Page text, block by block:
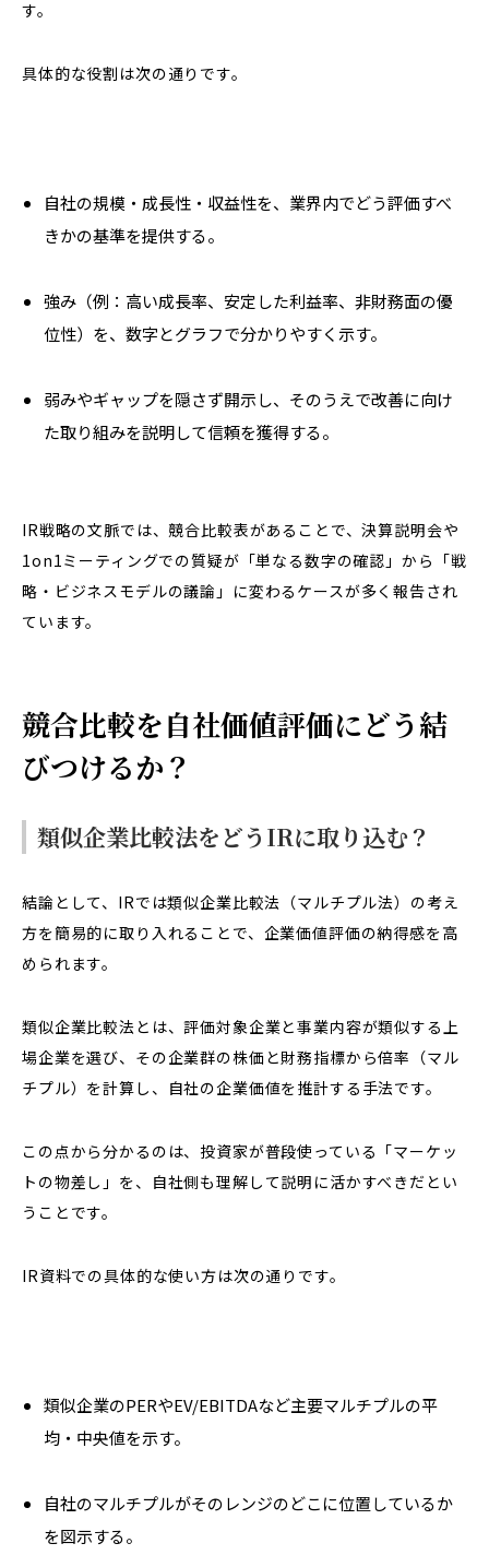
す。
具体的な役割は次の通りです。
自社の規模・成長性・収益性を、業界内でどう評価すべ
きかの基準を提供する。
強み（例：高い成長率、安定した利益率、非財務面の優
位性）を、数字とグラフで分かりやすく示す。
弱みやギャップを隠さず開示し、そのうえで改善に向け
た取り組みを説明して信頼を獲得する。
IR戦略の文脈では、競合比較表があることで、決算説明会や
1on1ミーティングでの質疑が「単なる数字の確認」から「戦
略・ビジネスモデルの議論」に変わるケースが多く報告され
ています。
競合比較を自社価値評価にどう結
びつけるか？
類似企業比較法をどうIRに取り込む？
結論として、IRでは類似企業比較法（マルチプル法）の考え
方を簡易的に取り入れることで、企業価値評価の納得感を高
められます。
類似企業比較法とは、評価対象企業と事業内容が類似する上
場企業を選び、その企業群の株価と財務指標から倍率（マル
チプル）を計算し、自社の企業価値を推計する手法です。
この点から分かるのは、投資家が普段使っている「マーケッ
トの物差し」を、自社側も理解して説明に活かすべきだとい
うことです。
IR資料での具体的な使い方は次の通りです。
類似企業のPERやEV/EBITDAなど主要マルチプルの平
均・中央値を示す。
自社のマルチプルがそのレンジのどこに位置しているか
を図示する。